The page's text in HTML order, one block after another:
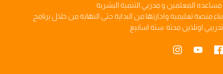
مساعده المعلمين ومدربي التنميه البشريه
بناءمنصه تعليميه وادارتها من البدايه حتى النهايه من خلال برنامج
تدريبي اونلاين مدته سته اسابيع